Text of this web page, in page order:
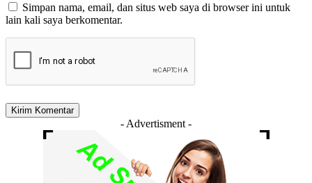
Simpan nama, email, dan situs web saya di browser ini untuk
lain kali saya berkomentar.
- Advertisment -